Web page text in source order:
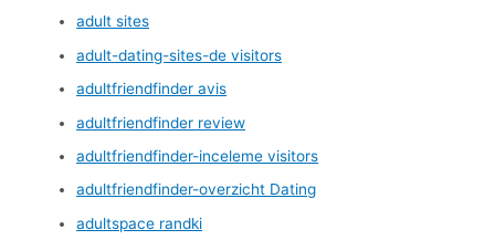
adult sites
adult-dating-sites-de visitors
adultfriendfinder avis
adultfriendfinder review
adultfriendfinder-inceleme visitors
adultfriendfinder-overzicht Dating
adultspace randki